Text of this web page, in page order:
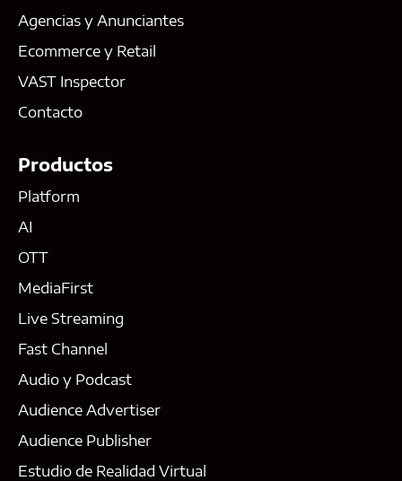
Agencias y Anunciantes
Ecommerce y Retail
VAST Inspector
Contacto
Productos
Platform
AI
OTT
MediaFirst
Live Streaming
Fast Channel
Audio y Podcast
Audience Advertiser
Audience Publisher
Estudio de Realidad Virtual